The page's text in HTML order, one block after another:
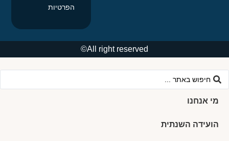
הפרטיות
All right reserved©
מי אנחנו
הועידה השנתית